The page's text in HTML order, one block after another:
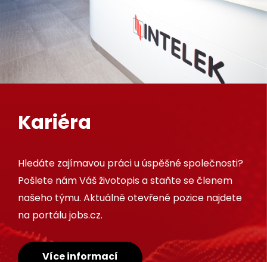
Kariéra
Hledáte zajímavou práci u úspěšné společnosti?
Pošlete nám Váš životopis a staňte se členem
našeho týmu. Aktuálně otevřené pozice najdete
na portálu jobs.cz.
Více informací